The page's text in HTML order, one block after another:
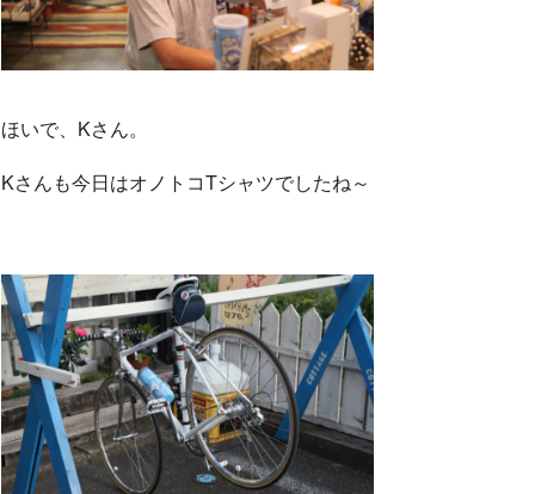
ほいで、Kさん。
Kさんも今日はオノトコTシャツでしたね～